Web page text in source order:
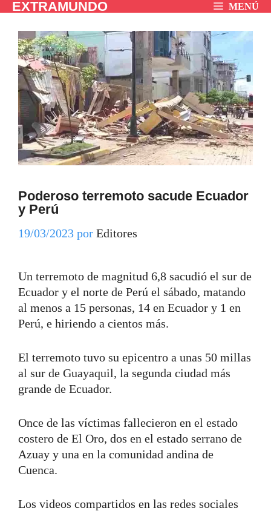
Saltar
contenido
EXTRAMUNDO MENÚ
Poderoso terremoto sacude Ecuador
y Perú
19/03/2023 por Editores
Un terremoto de magnitud 6,8 sacudió el sur de
Ecuador y el norte de Perú el sábado, matando
al menos a 15 personas, 14 en Ecuador y 1 en
Perú, e hiriendo a cientos más.
El terremoto tuvo su epicentro a unas 50 millas
al sur de Guayaquil, la segunda ciudad más
grande de Ecuador.
Once de las víctimas fallecieron en el estado
costero de El Oro, dos en el estado serrano de
Azuay y una en la comunidad andina de
Cuenca.
Los videos compartidos en las redes sociales